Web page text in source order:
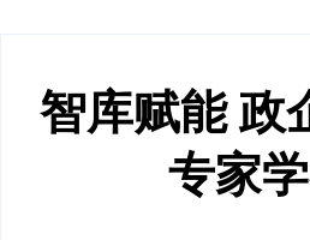
智库赋能 政
专家